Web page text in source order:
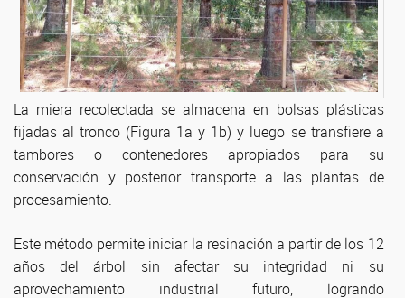
La miera recolectada se almacena en bolsas plásticas
fijadas al tronco (Figura 1a y 1b) y luego se transfiere a
tambores o contenedores apropiados para su
conservación y posterior transporte a las plantas de
procesamiento.
Este método permite iniciar la resinación a partir de los 12
años del árbol sin afectar su integridad ni su
aprovechamiento industrial futuro, logrando